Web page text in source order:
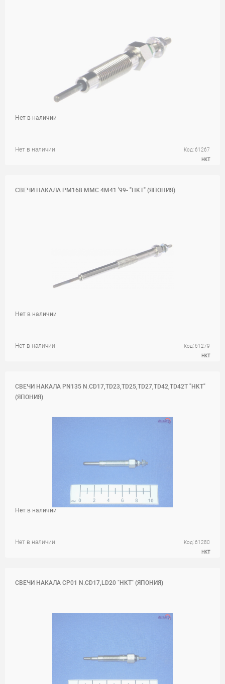
Нет в наличии Код: 61267
HKT
Нет в наличии
СВЕЧИ НАКАЛА PM168 MMC.4M41 '99- "HKT" (ЯПОНИЯ)
Нет в наличии Код: 61279
HKT
Нет в наличии
СВЕЧИ НАКАЛА PN135 N.CD17,TD23,TD25,TD27,TD42,TD42T "HKT"
(ЯПОНИЯ)
Нет в наличии Код: 61280
HKT
Нет в наличии
СВЕЧИ НАКАЛА CP01 N.CD17,LD20 "HKT" (ЯПОНИЯ)